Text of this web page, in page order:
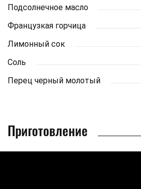
Подсолнечное масло
Французкая горчица
Лимонный сок
Соль
Перец черный молотый
Приготовление